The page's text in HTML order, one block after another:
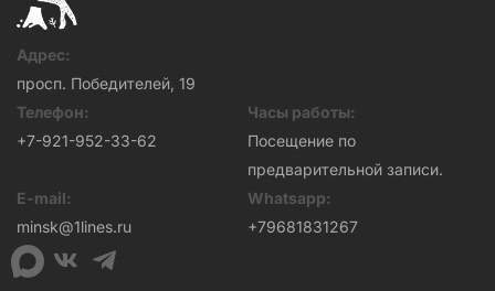
Адрес:
просп. Победителей, 19
Телефон:
+7-921-952-33-62
Часы работы:
Посещение по
предварительной записи.
E-mail:
minsk@1lines.ru
Whatsapp:
+79681831267